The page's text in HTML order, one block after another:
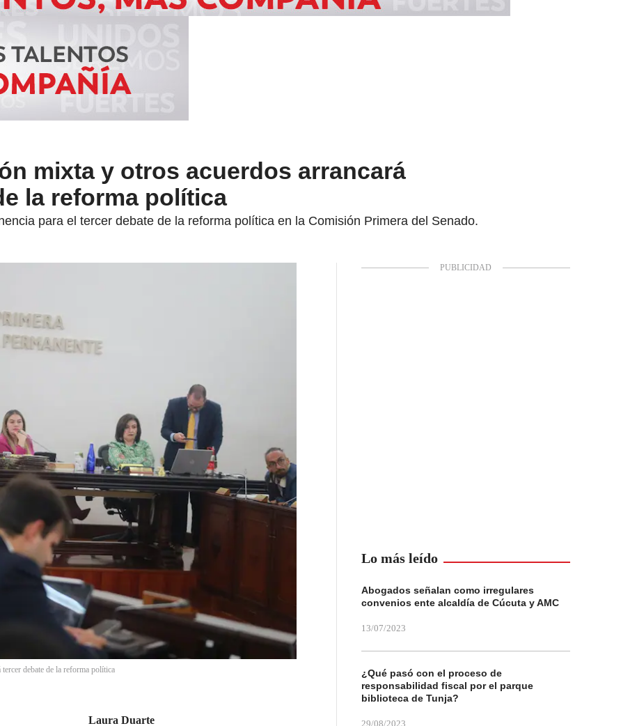
mixta y otros acuerdos arrancará
la reforma política
para el tercer debate de la reforma política en la Comisión Primera del Senado.
debate de la reforma política
Laura Duarte
Lo más leído
Abogados señalan como irregulares
convenios ente alcaldía de Cúcuta y AMC
13/07/2023
¿Qué pasó con el proceso de
responsabilidad fiscal por el parque
biblioteca de Tunja?
29/08/2023